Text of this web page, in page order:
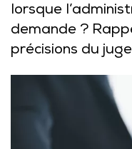
lorsque
demande ?
précisions du